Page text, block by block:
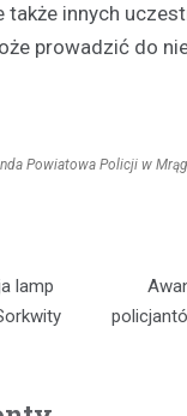
także innych
prowadzić do
Powiatowa Policji w
lamp